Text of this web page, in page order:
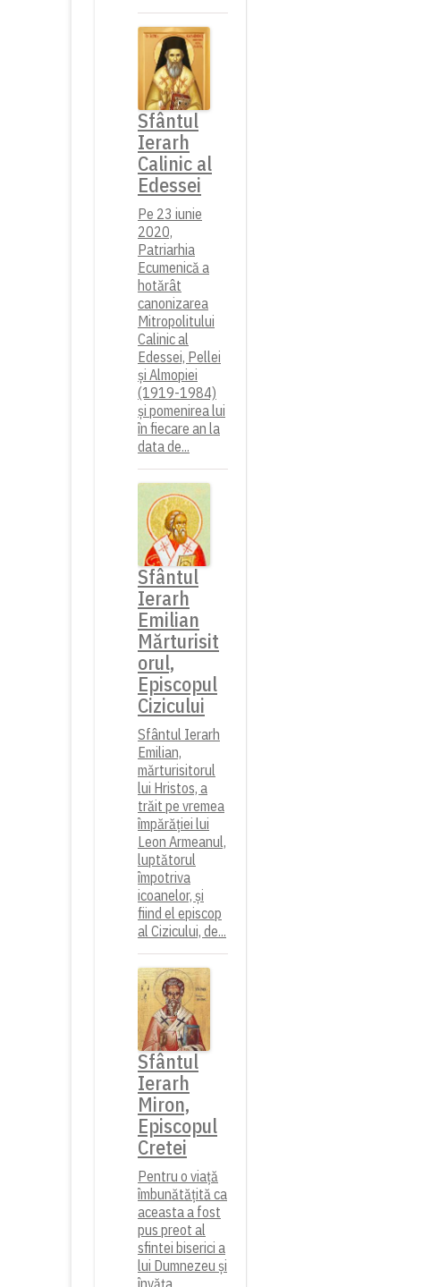
Sfântul
Ierarh
Calinic al
Edessei
Pe 23 iunie
2020,
Patriarhia
Ecumenică a
hotărât
canonizarea
Mitropolitului
Calinic al
Edessei, Pellei
și Almopiei
(1919-1984)
și pomenirea lui
în fiecare an la
data de...
Sfântul
Ierarh
Emilian
Mărturisit
orul,
Episcopul
Cizicului
Sfântul Ierarh
Emilian,
mărturisitorul
lui Hristos, a
trăit pe vremea
împărăției lui
Leon Armeanul,
luptătorul
împotriva
icoanelor, și
fiind el episcop
al Cizicului, de...
Sfântul
Ierarh
Miron,
Episcopul
Cretei
Pentru o viață
îmbunătățită ca
aceasta a fost
pus preot al
sfintei biserici a
lui Dumnezeu și
învăța